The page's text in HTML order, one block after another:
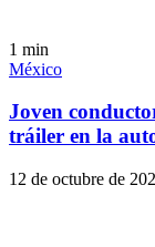
1 min
México
Joven
tráiler en la
12 de octubre de